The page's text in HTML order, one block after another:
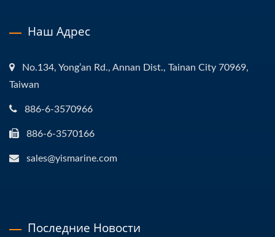
Наш Адрес
No.134, Yong’an Rd., Annan Dist., Tainan City 70969,
Taiwan
886-6-3570966
886-6-3570166
sales@yismarine.com
Последние Новости